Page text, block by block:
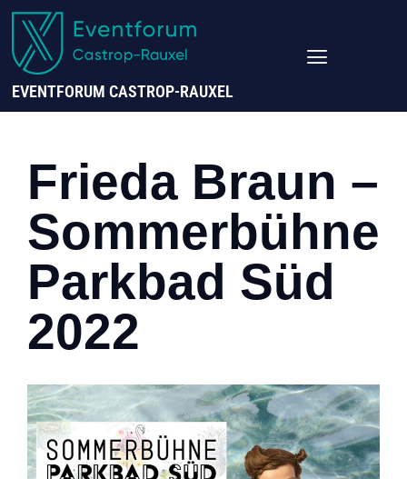
EVENTFORUM CASTROP-RAUXEL
Frieda Braun –
Sommerbühne
Parkbad Süd
2022